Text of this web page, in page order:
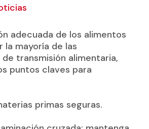
adecuada de los alimentos
la mayoría de las
transmisión alimentaria,
puntos claves para
primas seguras.